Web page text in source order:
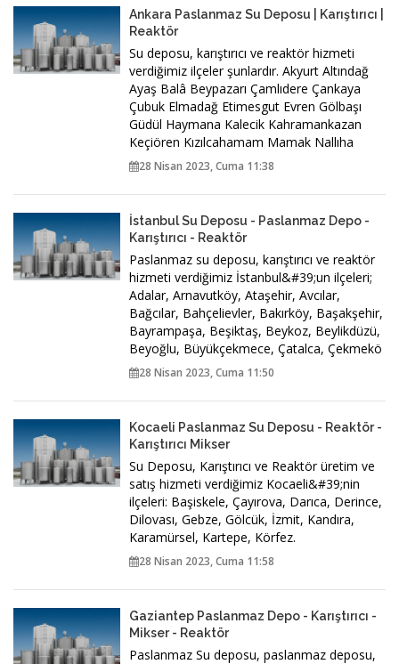
Ankara Paslanmaz Su Deposu | Karıştırıcı |
Reaktör
Su deposu, karıştırıcı ve reaktör hizmeti
verdiğimiz ilçeler şunlardır. Akyurt Altındağ
Ayaş Balâ Beypazarı Çamlıdere Çankaya
Çubuk Elmadağ Etimesgut Evren Gölbaşı
Güdül Haymana Kalecik Kahramankazan
Keçiören Kızılcahamam Mamak Nallıha
28 Nisan 2023, Cuma 11:38
İstanbul Su Deposu - Paslanmaz Depo -
Karıştırıcı - Reaktör
Paslanmaz su deposu, karıştırıcı ve reaktör
hizmeti verdiğimiz İstanbul&#39;un ilçeleri;
Adalar, Arnavutköy, Ataşehir, Avcılar,
Bağcılar, Bahçelievler, Bakırköy, Başakşehir,
Bayrampaşa, Beşiktaş, Beykoz, Beylikdüzü,
Beyoğlu, Büyükçekmece, Çatalca, Çekmekö
28 Nisan 2023, Cuma 11:50
Kocaeli Paslanmaz Su Deposu - Reaktör -
Karıştırıcı Mikser
Su Deposu, Karıştırıcı ve Reaktör üretim ve
satış hizmeti verdiğimiz Kocaeli&#39;nin
ilçeleri: Başiskele, Çayırova, Darıca, Derince,
Dilovası, Gebze, Gölcük, İzmit, Kandıra,
Karamürsel, Kartepe, Körfez.
28 Nisan 2023, Cuma 11:58
Gaziantep Paslanmaz Depo - Karıştırıcı -
Mikser - Reaktör
Paslanmaz Su deposu, paslanmaz deposu,